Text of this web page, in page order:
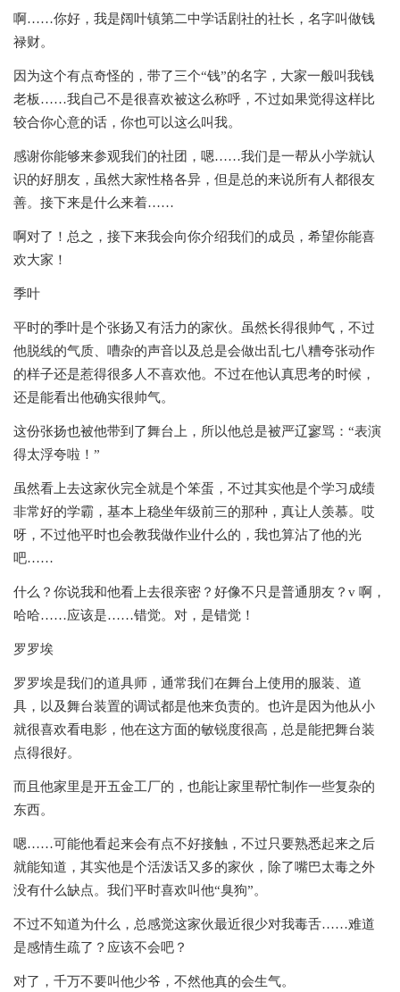
啊……你好，我是阔叶镇第二中学话剧社的社长，名字叫做钱
禄财。
因为这个有点奇怪的，带了三个“钱”的名字，大家一般叫我钱
老板……我自己不是很喜欢被这么称呼，不过如果觉得这样比
较合你心意的话，你也可以这么叫我。
感谢你能够来参观我们的社团，嗯……我们是一帮从小学就认
识的好朋友，虽然大家性格各异，但是总的来说所有人都很友
善。接下来是什么来着……
啊对了！总之，接下来我会向你介绍我们的成员，希望你能喜
欢大家！
季叶
平时的季叶是个张扬又有活力的家伙。虽然长得很帅气，不过
他脱线的气质、嘈杂的声音以及总是会做出乱七八糟夸张动作
的样子还是惹得很多人不喜欢他。不过在他认真思考的时候，
还是能看出他确实很帅气。
这份张扬也被他带到了舞台上，所以他总是被严辽寥骂：“表演
得太浮夸啦！”
虽然看上去这家伙完全就是个笨蛋，不过其实他是个学习成绩
非常好的学霸，基本上稳坐年级前三的那种，真让人羡慕。哎
呀，不过他平时也会教我做作业什么的，我也算沾了他的光
吧……
什么？你说我和他看上去很亲密？好像不只是普通朋友？v 啊，
哈哈……应该是……错觉。对，是错觉！
罗罗埃
罗罗埃是我们的道具师，通常我们在舞台上使用的服装、道
具，以及舞台装置的调试都是他来负责的。也许是因为他从小
就很喜欢看电影，他在这方面的敏锐度很高，总是能把舞台装
点得很好。
而且他家里是开五金工厂的，也能让家里帮忙制作一些复杂的
东西。
嗯……可能他看起来会有点不好接触，不过只要熟悉起来之后
就能知道，其实他是个活泼话又多的家伙，除了嘴巴太毒之外
没有什么缺点。我们平时喜欢叫他“臭狗”。
不过不知道为什么，总感觉这家伙最近很少对我毒舌……难道
是感情生疏了？应该不会吧？
对了，千万不要叫他少爷，不然他真的会生气。